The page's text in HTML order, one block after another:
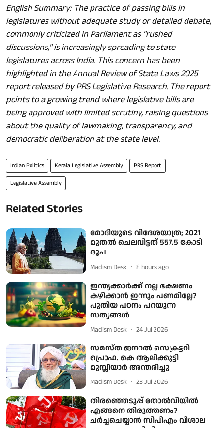
English Summary: The practice of passing bills in
legislatures without adequate study or detailed debate,
commonly criticized in Parliament as "rushed
discussions," is increasingly spreading to state
legislatures across India. This concern has been
highlighted in the Annual Review of State Laws 2025
report released by PRS Legislative Research. The report
points to a growing trend where legislative bills are
being approved with limited scrutiny, raising questions
about the quality of lawmaking, transparency, and
democratic deliberation at the state level.
Indian Politics Kerala Legislative Assembly PRS Report
Legislative Assembly
Related Stories
മോദിയുടെ വിദേശയാത്ര; 2021
മുതല്‍ ചെലവിട്ടത് 557.5 കോടി
രൂപ
Madism Desk 8 hours ago
ഇന്ത്യക്കാര്‍ക്ക് നല്ല ഭക്ഷണം
കഴിക്കാന്‍ ഇന്നും പണമില്ലേ?
പുതിയ പഠനം പറയുന്ന
സത്യങ്ങള്‍
Madism Desk 24 Jul 2026
സമസ്ത ജനറല്‍ സെക്രട്ടറി
പ്രൊഫ. കെ ആലിക്കുട്ടി
മുസ്ലിയാര്‍ അന്തരിച്ചു
Madism Desk 23 Jul 2026
തിരഞ്ഞെടുപ്പ് തോല്‍വിയിൽ
എങ്ങനെ തിരുത്തണം?
ചർച്ചചെയ്യാൻ സിപിഎം വിശാല